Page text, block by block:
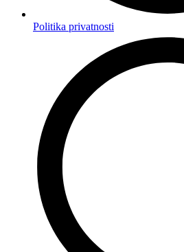
Politika privatnosti